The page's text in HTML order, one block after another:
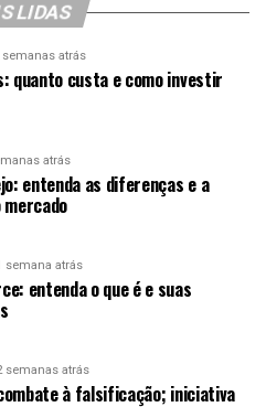
LIDAS
semanas atrás
quanto custa e como investir
atrás
entenda as diferenças e a
semana atrás
entenda o que é e suas
semanas atrás
à falsificação; iniciativa